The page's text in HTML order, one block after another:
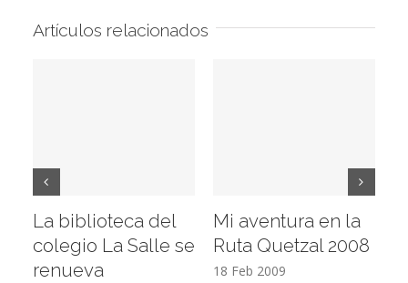
Artículos relacionados
La biblioteca del
colegio La Salle se
renueva
Mi aventura en la
Ruta Quetzal 2008
18 Feb 2009